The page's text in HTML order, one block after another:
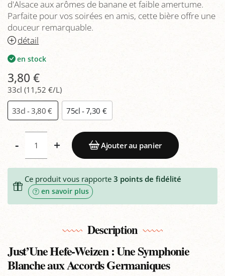
d'Alsace aux arômes de banane et faible amertume.
Parfaite pour vos soirées en amis, cette bière offre une
douceur remarquable.
détail
en stock
3,80 €
33cl (11,52 €/L)
33cl - 3,80 € 75cl - 7,30 €
- + Ajouter au panier
Ce produit vous rapporte 3 points de fidélité
en savoir plus
Description
Just’Une Hefe-Weizen : Une Symphonie
Blanche aux Accords Germaniques